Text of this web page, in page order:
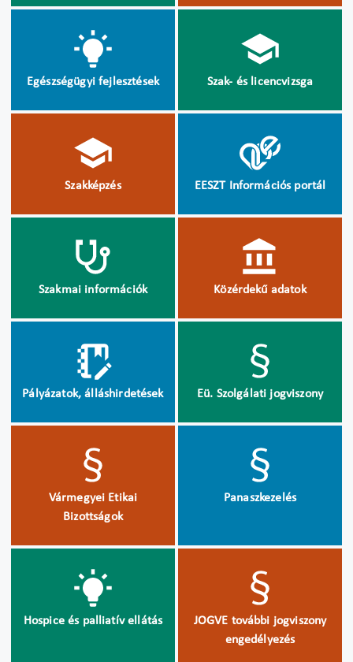
Egészségügyi fejlesztések Szak- és licencvizsga
Szakképzés EESZT Információs portál
Szakmai információk Közérdekű adatok
Pályázatok, álláshirdetések Eü. Szolgálati jogviszony
Vármegyei Etikai
Bizottságok
Panaszkezelés
Hospice és palliatív ellátás
JOGVE további jogviszony
engedélyezés